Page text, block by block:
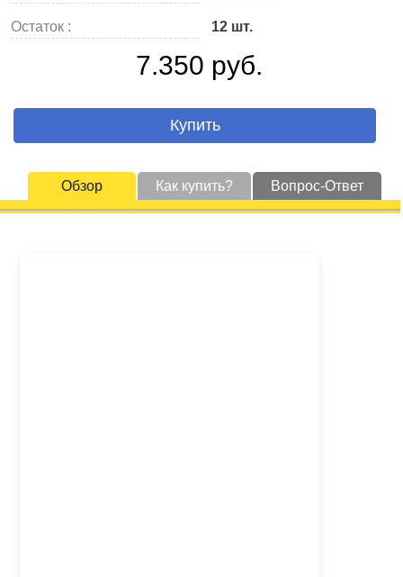
Остаток : 12 шт.
7.350 руб.
Купить
Обзор Как купить? Вопрос-Ответ